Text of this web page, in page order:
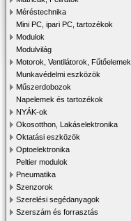
Méréstechnika
Mini PC, ipari PC, tartozékok
Modulok
Modulvilág
Motorok, Ventilátorok, Fűtőelemek
Munkavédelmi eszközök
Műszerdobozok
Napelemek és tartozékok
NYÁK-ok
Okosotthon, Lakáselektronika
Oktatási eszközök
Optoelektronika
Peltier modulok
Pneumatika
Szenzorok
Szerelési segédanyagok
Szerszám és forrasztás